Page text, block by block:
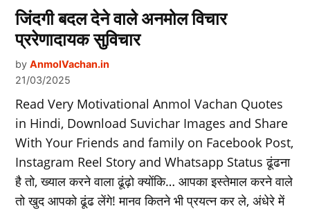
जिंदगी बदल देने वाले अनमोल विचार
प्ररेणादायक सुविचार
by AnmolVachan.in
21/03/2025
Read Very Motivational Anmol Vachan Quotes
in Hindi, Download Suvichar Images and Share
With Your Friends and family on Facebook Post,
Instagram Reel Story and Whatsapp Status ढूंढना
है तो, ख्याल करने वाला ढूंढ़ो क्योंकि… आपका इस्तेमाल करने वाले
तो खुद आपको ढूंढ लेंगे! मानव कितने भी प्रयत्न कर ले, अंधेरे में